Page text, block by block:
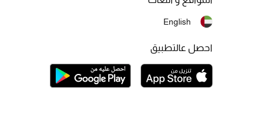
English
احصل عالتطبيق